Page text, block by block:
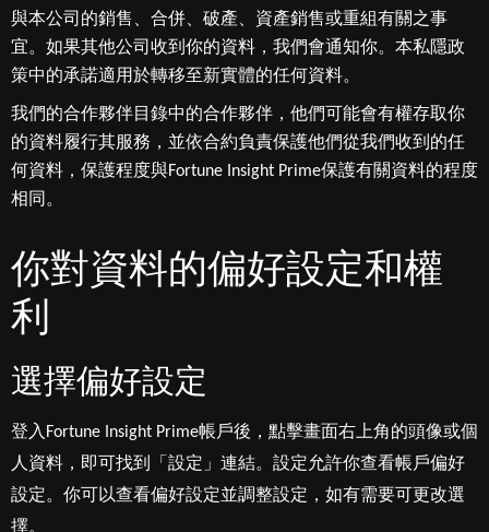
與本公司的銷售、合併、破產、資產銷售或重組有關之事
宜。如果其他公司收到你的資料，我們會通知你。本私隱政
策中的承諾適用於轉移至新實體的任何資料。
我們的合作夥伴目錄中的合作夥伴，他們可能會有權存取你
的資料履行其服務，並依合約負責保護他們從我們收到的任
何資料，保護程度與Fortune Insight Prime保護有關資料的程度
相同。
你對資料的偏好設定和權
利
選擇偏好設定
登入Fortune Insight Prime帳戶後，點擊畫面右上角的頭像或個
人資料，即可找到「設定」連結。設定允許你查看帳戶偏好
設定。你可以查看偏好設定並調整設定，如有需要可更改選
擇。